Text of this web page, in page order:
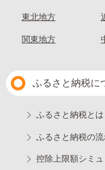
東北地方
関東地方
ふるさと納税に
ふるさと納税とは
ふるさと納税の
控除上限額シミ